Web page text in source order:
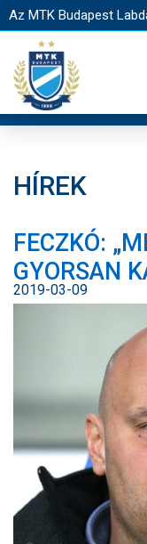
Az MTK Budapest
HÍREK
FECZKÓ:
GYORSAN
2019-03-09